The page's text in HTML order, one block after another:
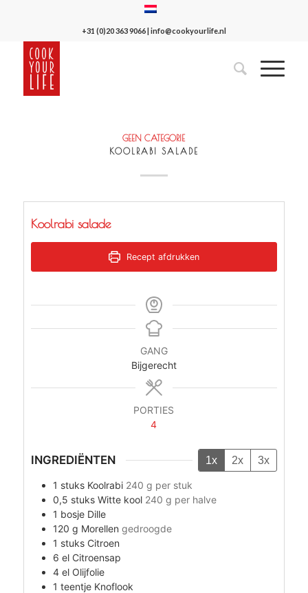
+31 (0)20 363 9066| info@cookyourlife.nl
GEEN CATEGORIE
KOOLRABI SALADE
Koolrabi salade
Recept afdrukken
GANG
Bijgerecht
PORTIES
4
INGREDIËNTEN 1x 2x 3x
1 stuks Koolrabi 240 g per stuk
0,5 stuks Witte kool 240 g per halve
1 bosje Dille
120 g Morellen gedroogde
1 stuks Citroen
6 el Citroensap
4 el Olijfolie
1 teentje Knoflook